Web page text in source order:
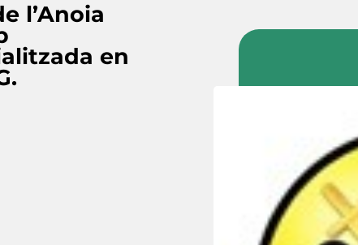
l’Anoia
en